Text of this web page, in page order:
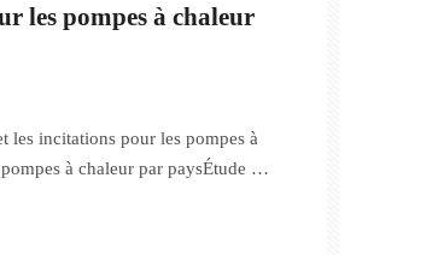
les pompes à chaleur
les incitations pour les pompes à
à chaleur par paysÉtude de